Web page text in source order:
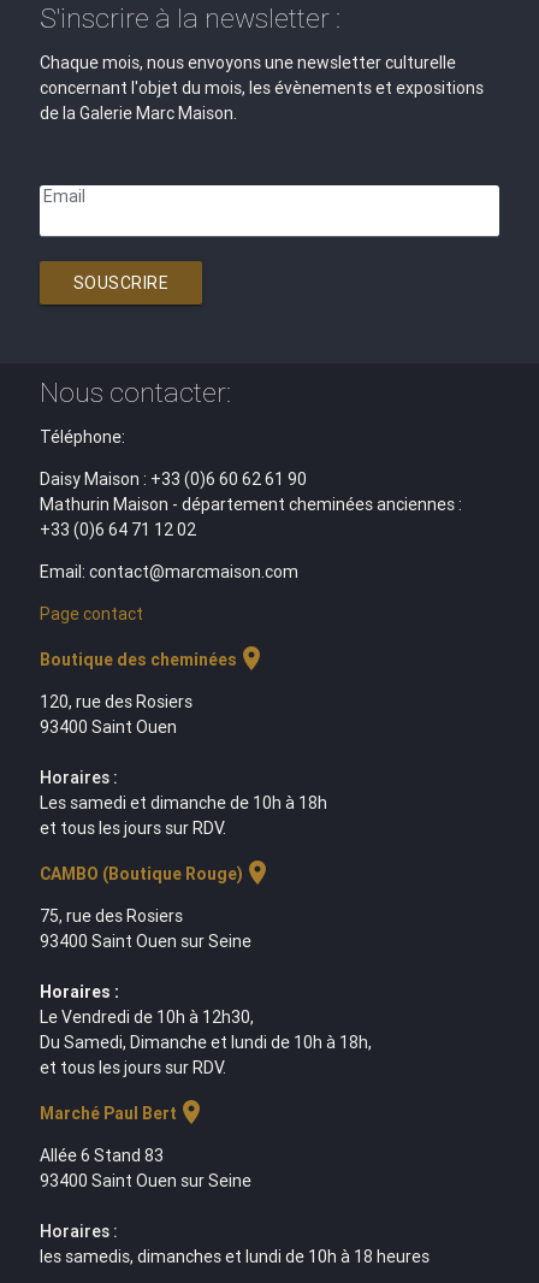
S'inscrire à la newsletter :
Chaque mois, nous envoyons une newsletter culturelle
concernant l'objet du mois, les évènements et expositions
de la Galerie Marc Maison.
Email
SOUSCRIRE
Nous contacter:
Téléphone:
Daisy Maison : +33 (0)6 60 62 61 90
Mathurin Maison - département cheminées anciennes :
+33 (0)6 64 71 12 02
Email: contact@marcmaison.com
Page contact
Boutique des cheminées location_on
120, rue des Rosiers
93400 Saint Ouen
Horaires :
Les samedi et dimanche de 10h à 18h
et tous les jours sur RDV.
CAMBO (Boutique Rouge) location_on
75, rue des Rosiers
93400 Saint Ouen sur Seine
Horaires :
Le Vendredi de 10h à 12h30,
Du Samedi, Dimanche et lundi de 10h à 18h,
et tous les jours sur RDV.
Marché Paul Bert location_on
Allée 6 Stand 83
93400 Saint Ouen sur Seine
Horaires :
les samedis, dimanches et lundi de 10h à 18 heures